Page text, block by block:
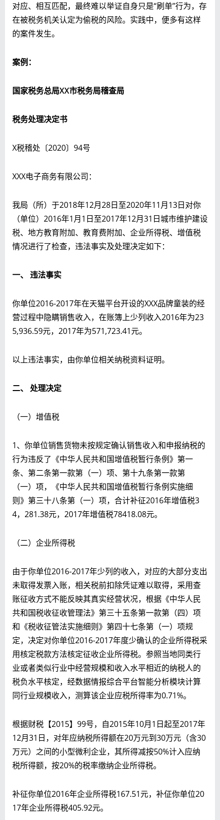
对应、相互匹配，最终难以举证自身只是“刷单”行为，存
在被税务机关认定为偷税的风险。实践中，便多有这样
的案件发生。
案例：
国家税务总局XX市税务局稽查局
税务处理决定书
X税稽处〔2020〕94号
XXX电子商务有限公司：
我局（所）于2018年12月28日至2020年11月13日对你
（单位）2016年1月1日至2017年12月31日城市维护建设
税、地方教育附加、教育费附加、企业所得税、增值税
情况进行了检查，违法事实及处理决定如下：
一、 违法事实
你单位2016-2017年在天猫平台开设的XXX品牌童装的经
营过程中隐瞒销售收入，在账簿上少列收入2016年为23
5,936.59元，2017年为571,723.41元。
以上违法事实，由你单位相关纳税资料证明。
二、 处理决定
（一）增值税
1、你单位销售货物未按规定确认销售收入和申报纳税的
行为违反了《中华人民共和国增值税暂行条例》第一
条、第二条第一款第（一）项、第十九条第一款第
（一）项，《中华人民共和国增值税暂行条例实施细
则》第三十八条第（一）项，合计补征2016年增值税3
4，281.38元，2017年增值税78418.08元。
（二）企业所得税
由于你单位2016-2017年少列的收入，对应的大部分支出
未取得发票入账，相关税前扣除凭证难以取得，采用查
账征收方式不能反映其真实经营状况，根据《中华人民
共和国税收征收管理法》第三十五条第一款第（四）项
和《税收征管法实施细则》第四十七条第（一）项规
定，决定对你单位2016-2017年度少确认的企业所得税采
用核定税款方法核定征收企业所得税。参照当地同类行
业或者类似行业中经营规模和收入水平相近的纳税人的
税负水平核定，经数据情报综合平台智能分析模块计算
同行业规模收入，测算该企业应税所得率为0.71%。
根据财税【2015】99号，自2015年10月1日起至2017年
12月31日，对年应纳税所得额在20万元到30万元（含30
万元）之间的小型微利企业，其所得减按50%计入应纳
税所得额，按20%的税率缴纳企业所得税。
补征你单位2016年企业所得税167.51元，补佂你单位20
17年企业所得税405.92元。